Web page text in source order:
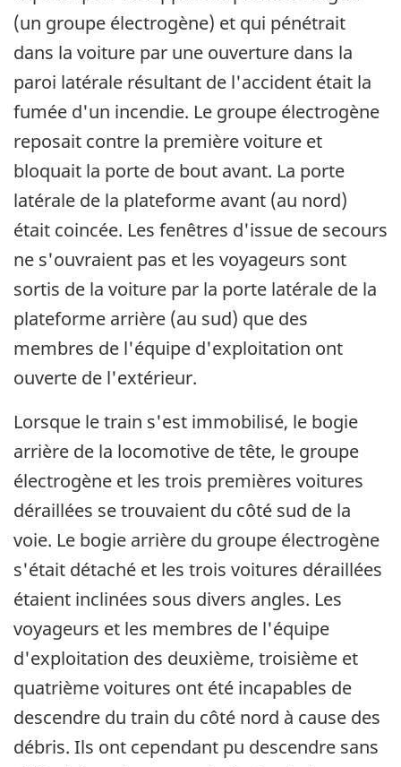
(un groupe électrogène) et qui pénétrait
dans la voiture par une ouverture dans la
paroi latérale résultant de l'accident était la
fumée d'un incendie. Le groupe électrogène
reposait contre la première voiture et
bloquait la porte de bout avant. La porte
latérale de la plateforme avant (au nord)
était coincée. Les fenêtres d'issue de secours
ne s'ouvraient pas et les voyageurs sont
sortis de la voiture par la porte latérale de la
plateforme arrière (au sud) que des
membres de l'équipe d'exploitation ont
ouverte de l'extérieur.
Lorsque le train s'est immobilisé, le bogie
arrière de la locomotive de tête, le groupe
électrogène et les trois premières voitures
déraillées se trouvaient du côté sud de la
voie. Le bogie arrière du groupe électrogène
s'était détaché et les trois voitures déraillées
étaient inclinées sous divers angles. Les
voyageurs et les membres de l'équipe
d'exploitation des deuxième, troisième et
quatrième voitures ont été incapables de
descendre du train du côté nord à cause des
débris. Ils ont cependant pu descendre sans